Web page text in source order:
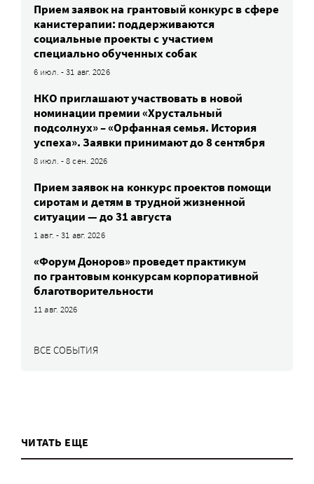
Прием заявок на грантовый конкурс в сфере
канистерапии: поддерживаются
социальные проекты с участием
специально обученных собак
6 июл. - 31 авг. 2026
НКО приглашают участвовать в новой
номинации премии «Хрустальный
подсолнух» – «Орфанная семья. История
успеха». Заявки принимают до 8 сентября
8 июл. - 8 сен. 2026
Прием заявок на конкурс проектов помощи
сиротам и детям в трудной жизненной
ситуации — до 31 августа
1 авг. - 31 авг. 2026
«Форум Доноров» проведет практикум
по грантовым конкурсам корпоративной
благотворительности
11 авг. 2026
ВСЕ СОБЫТИЯ
ЧИТАТЬ ЕЩЕ